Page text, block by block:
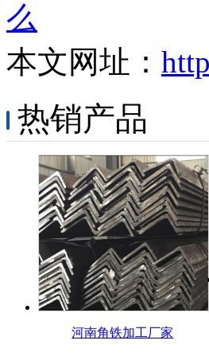
么
本文网址：
热销产品
河南角铁加工厂家